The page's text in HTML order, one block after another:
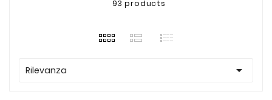
93 products
Rilevanza 